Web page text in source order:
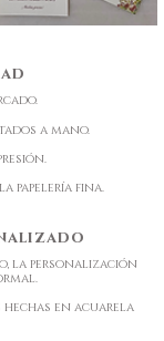
a mano.
papelería fina.
la personalización
en acuarela